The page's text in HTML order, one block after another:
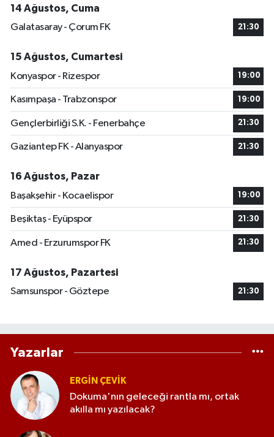
14 Ağustos, Cuma
Galatasaray - Çorum FK
21:30
15 Ağustos, Cumartesi
Konyaspor - Rizespor
19:00
Kasımpaşa - Trabzonspor 19:00
Gençlerbirliği S.K. - Fenerbahçe 21:30
Gaziantep FK - Alanyaspor 21:30
16 Ağustos, Pazar
Başakşehir - Kocaelispor
19:00
Beşiktaş - Eyüpspor 21:30
Amed - Erzurumspor FK 21:30
17 Ağustos, Pazartesi
Samsunspor - Göztepe
21:30
Yazarlar
ERGIN ÇEVİK
Dokuma'nın geleceği rantla mı, ortak
akılla mı yazılacak?